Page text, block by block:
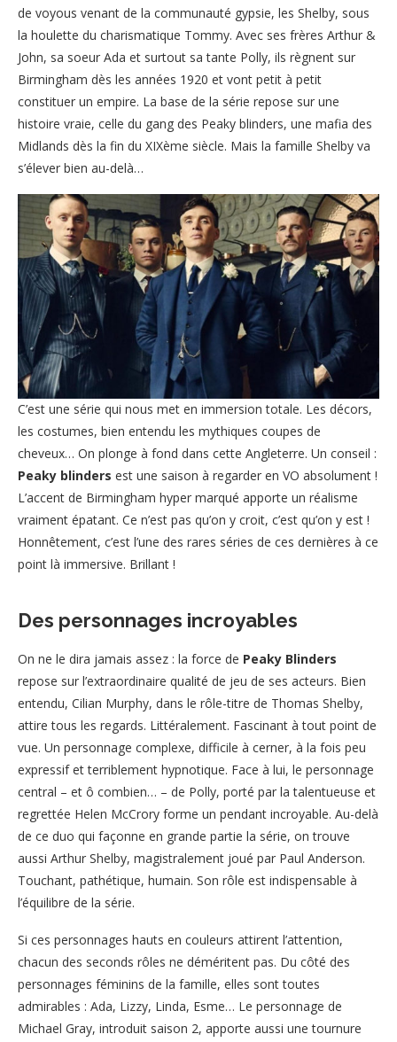
de voyous venant de la communauté gypsie, les Shelby, sous
la houlette du charismatique Tommy. Avec ses frères Arthur &
John, sa soeur Ada et surtout sa tante Polly, ils règnent sur
Birmingham dès les années 1920 et vont petit à petit
constituer un empire. La base de la série repose sur une
histoire vraie, celle du gang des Peaky blinders, une mafia des
Midlands dès la fin du XIXème siècle. Mais la famille Shelby va
s’élever bien au-delà…
C’est une série qui nous met en immersion totale. Les décors,
les costumes, bien entendu les mythiques coupes de
cheveux… On plonge à fond dans cette Angleterre. Un conseil :
Peaky blinders est une saison à regarder en VO absolument !
L’accent de Birmingham hyper marqué apporte un réalisme
vraiment épatant. Ce n’est pas qu’on y croit, c’est qu’on y est !
Honnêtement, c’est l’une des rares séries de ces dernières à ce
point là immersive. Brillant !
Des personnages incroyables
On ne le dira jamais assez : la force de Peaky Blinders
repose sur l’extraordinaire qualité de jeu de ses acteurs. Bien
entendu, Cilian Murphy, dans le rôle-titre de Thomas Shelby,
attire tous les regards. Littéralement. Fascinant à tout point de
vue. Un personnage complexe, difficile à cerner, à la fois peu
expressif et terriblement hypnotique. Face à lui, le personnage
central – et ô combien… – de Polly, porté par la talentueuse et
regrettée Helen McCrory forme un pendant incroyable. Au-delà
de ce duo qui façonne en grande partie la série, on trouve
aussi Arthur Shelby, magistralement joué par Paul Anderson.
Touchant, pathétique, humain. Son rôle est indispensable à
l’équilibre de la série.
Si ces personnages hauts en couleurs attirent l’attention,
chacun des seconds rôles ne déméritent pas. Du côté des
personnages féminins de la famille, elles sont toutes
admirables : Ada, Lizzy, Linda, Esme… Le personnage de
Michael Gray, introduit saison 2, apporte aussi une tournure